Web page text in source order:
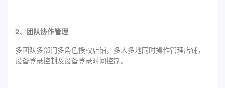
2、团队协作管理
多团队多部门多角色授权店铺，多人多地同时操作管理店铺，
设备登录控制及设备登录时间控制。